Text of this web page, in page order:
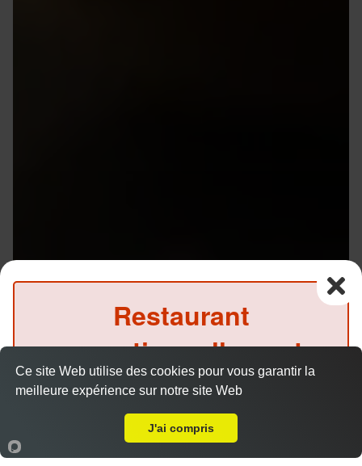
Accueil Panier Compte
Restaurant
exceptionnellement
fermé ce midi
(Précommande possible)
Ce site Web utilise des cookies pour vous garantir la
meilleure expérience sur notre site Web
J'ai compris